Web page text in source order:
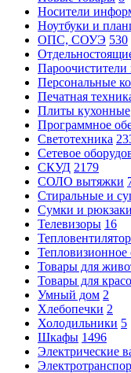
Носители
Ноутбуки и
ОПС, СОУЭ 530
Пароочистители
Персональные
Печатная
Плиты кухонные
Программное
Светотехника
Сетевое
СКУД 2179
СОЛО вытяжки
Стиральные и
Сумки и рюкзаки
Телевизоры 16
Тепловизионное
Товары для
Товары для
Умный дом 2
Хлебопечки 2
Холодильники 5
Шкафы 1496
Электрические